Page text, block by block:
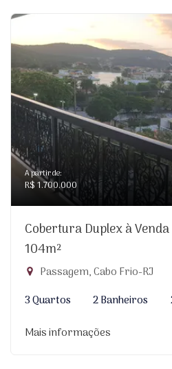
A partir de:
R$ 1.700.000
Cobertura Duplex à
104m²
Passagem, Cabo Frio-RJ
3 Quartos
2 Banheiros
Mais informações